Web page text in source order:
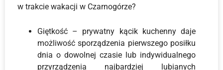
w trakcie wakacji w Czarnogórze?
Giętkość – prywatny kącik kuchenny daje
możliwość sporządzenia pierwszego posiłku
dnia o dowolnej czasie lub indywidualnego
przyrządzenia najbardziej lubianych